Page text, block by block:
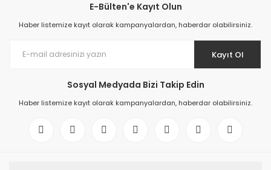
E-Bülten'e Kayıt Olun
Haber listemize kayıt olarak kampanyalardan, haberdar olabilirsiniz.
Kayıt Ol
Sosyal Medyada Bizi Takip Edin
Haber listemize kayıt olarak kampanyalardan, haberdar olabilirsiniz.